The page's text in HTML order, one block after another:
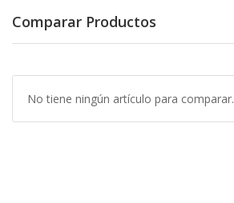
Comparar Productos
No tiene ningún artículo para comparar.